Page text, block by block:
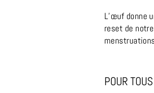
L’œuf donne
reset de
POUR